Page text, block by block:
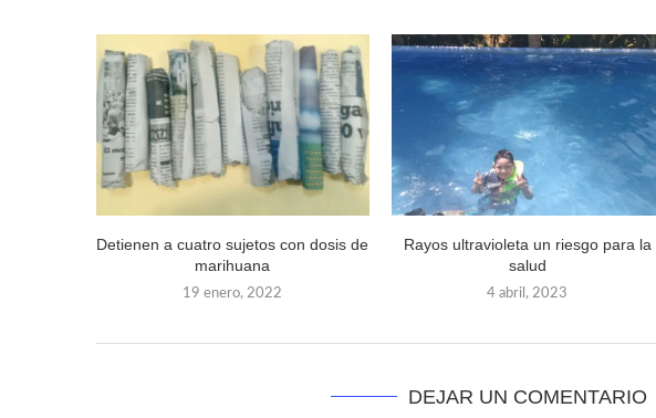
Detienen a cuatro sujetos con dosis de
marihuana
19 enero, 2022
Rayos ultravioleta un riesgo para la
salud
4 abril, 2023
DEJAR UN COMENTARIO